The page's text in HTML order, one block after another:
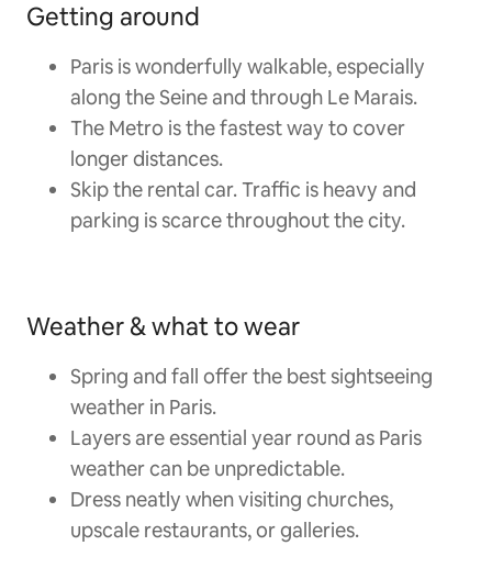
Getting around
Paris is wonderfully walkable, especially
along the Seine and through Le Marais.
The Metro is the fastest way to cover
longer distances.
Skip the rental car. Traffic is heavy and
parking is scarce throughout the city.
Weather & what to wear
Spring and fall offer the best sightseeing
weather in Paris.
Layers are essential year round as Paris
weather can be unpredictable.
Dress neatly when visiting churches,
upscale restaurants, or galleries.